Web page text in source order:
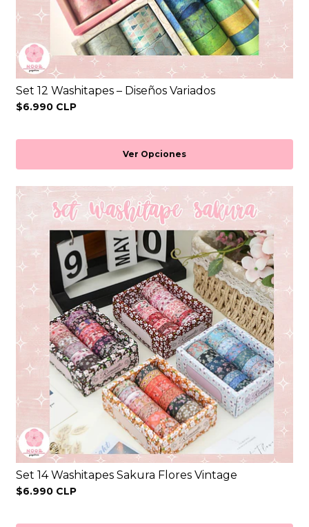
Set 12 Washitapes – Diseños Variados
$6.990 CLP
Ver Opciones
Set 14 Washitapes Sakura Flores Vintage
$6.990 CLP